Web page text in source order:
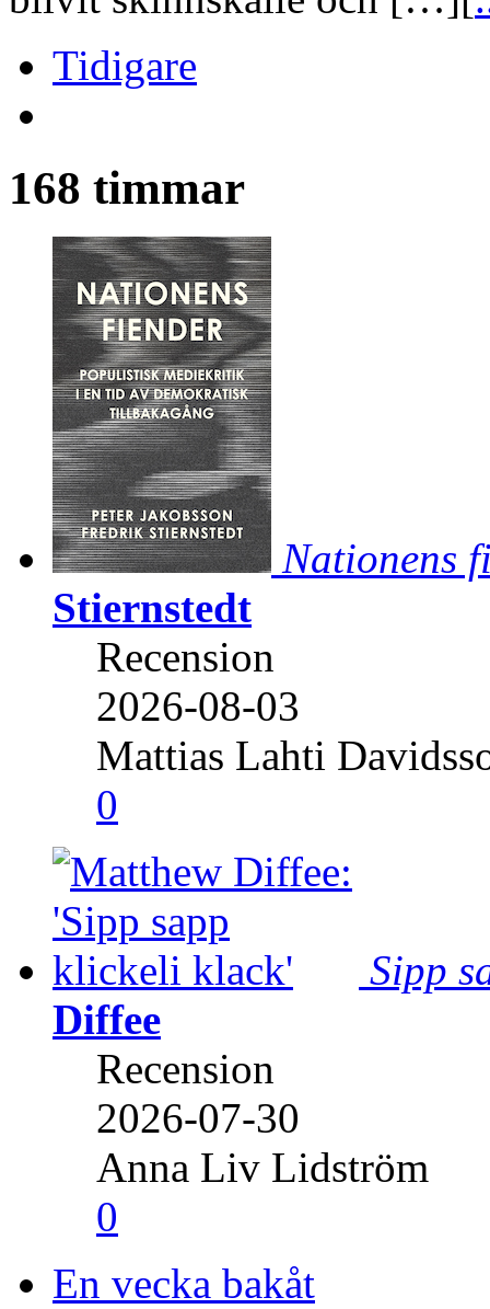
Tidigare
168 timmar
Nationens
Stiernstedt
Recension
2026-08-03
Mattias Lahti
0
Sipp
Diffee
Recension
2026-07-30
Anna Liv Lidström
0
En vecka bakåt